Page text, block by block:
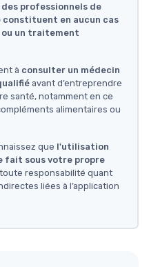
des professionnels de
constituent en aucun cas
ou un traitement
à consulter un médecin
avant d’entreprendre
santé, notamment en ce
alimentaires ou
que l'utilisation
fait sous votre propre
responsabilité quant
liées à l’application